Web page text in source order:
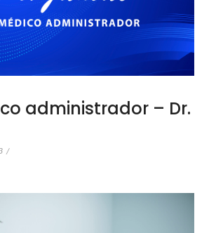
administrador – Dr.
/